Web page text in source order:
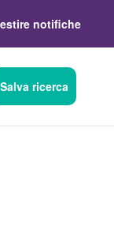
notifiche
Salva ricerca